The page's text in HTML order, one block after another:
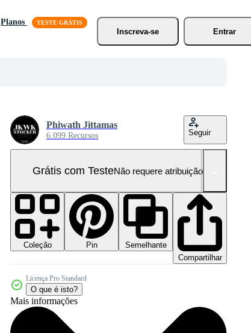
Planos
Inscreva-se
Entrar
Phiwath Jittamas
6.099 Recursos Seguir
Grátis com TesteNão requere atribuição!
Coleção Pin
Semelhante
Compartilhar
Licença Pro Standard
O que é isto?
Mais informações